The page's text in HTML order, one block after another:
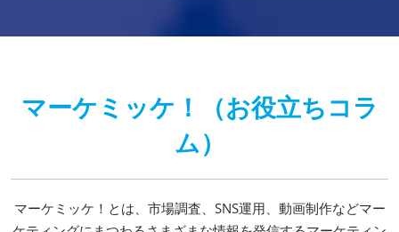
マーケミッケ！（お役立ちコラ
ム）
マーケミッケ！とは、市場調査、SNS運用、動画制作などマー